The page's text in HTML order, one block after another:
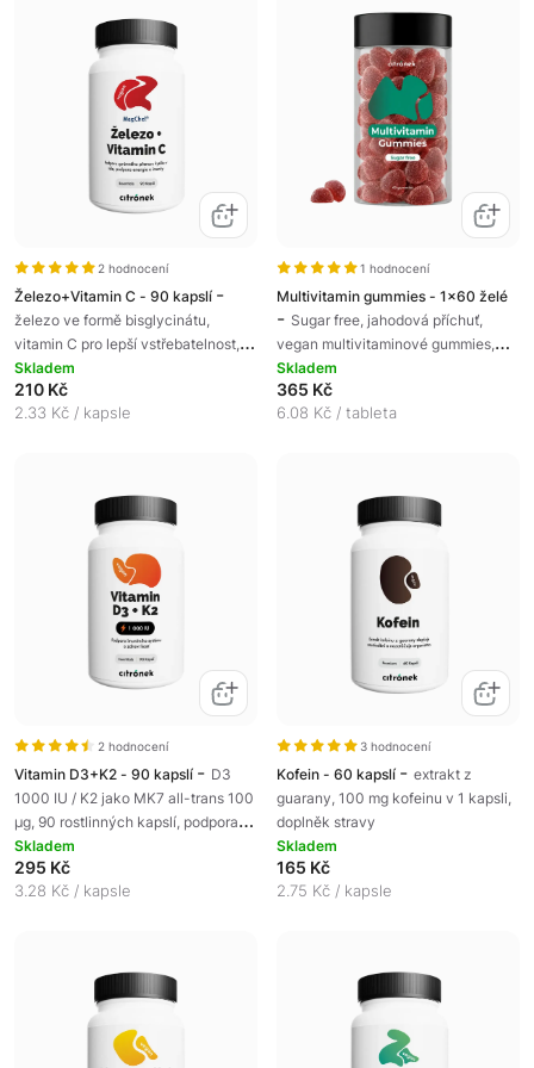
2 hodnocení
Železo+Vitamin C - 90 kapslí -
železo ve formě bisglycinátu,
vitamin C pro lepší vstřebatelnost,
transport kyslíku v krvi, doplněk
stravy
Skladem
210 Kč
2.33 Kč / kapsle
1 hodnocení
Multivitamin gummies - 1x60 želé
- Sugar free, jahodová příchuť,
vegan multivitaminové gummies,
doplněk stravy
Skladem
365 Kč
6.08 Kč / tableta
2 hodnocení
Vitamin D3+K2 - 90 kapslí - D3
1000 IU / K2 jako MK7 all-trans 100
µg, 90 rostlinných kapslí, podpora
imunitního systému a zdraví kostí,
doplněk stravy
Skladem
295 Kč
3.28 Kč / kapsle
3 hodnocení
Kofein - 60 kapslí - extrakt z
guarany, 100 mg kofeinu v 1 kapsli,
doplněk stravy
Skladem
165 Kč
2.75 Kč / kapsle